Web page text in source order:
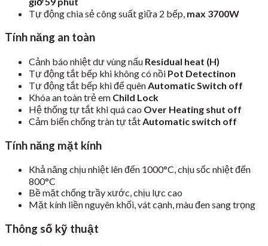
Tự động chia sẻ công suất giữa 2 bếp, max 3700W
Tính năng an toàn
Cảnh báo nhiệt dư vùng nấu Residual heat (H)
Tự động tắt bếp khi không có nồi Pot Detectinon
Tự động tắt bếp khi để quênAutomatic Switch off
Khóa an toàn trẻ em Child Lock
Hệ thống tự tắt khi quá cao Over Heating shut off
Cảm biến chống tràn tự tắtAutomatic switch off
Tính năng mặt kính
Khả năng chịu nhiệt lên đến 1000°C, chịu sốc nhiệt đến
800°C
Bề mặt chống trầy xước, chịu lực cao
Mặt kính liền nguyên khối, vát cạnh, màu đen sang trọng
Thông số kỹ thuật